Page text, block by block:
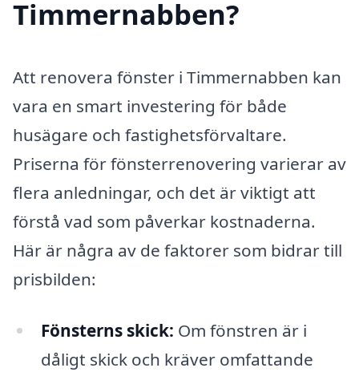
Timmernabben?
Att renovera fönster i Timmernabben kan
vara en smart investering för både
husägare och fastighetsförvaltare.
Priserna för fönsterrenovering varierar av
flera anledningar, och det är viktigt att
förstå vad som påverkar kostnaderna.
Här är några av de faktorer som bidrar till
prisbilden:
Fönsterns skick: Om fönstren är i
dåligt skick och kräver omfattande